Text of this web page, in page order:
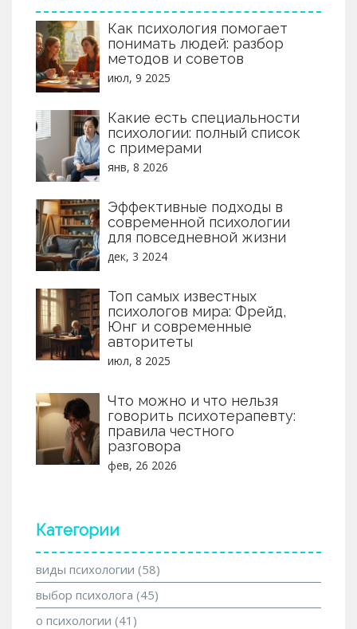
Как психология помогает
понимать людей: разбор
методов и советов
июл, 9 2025
Какие есть специальности
психологии: полный список
с примерами
янв, 8 2026
Эффективные подходы в
современной психологии
для повседневной жизни
дек, 3 2024
Топ самых известных
психологов мира: Фрейд,
Юнг и современные
авторитеты
июл, 8 2025
Что можно и что нельзя
говорить психотерапевту:
правила честного
разговора
фев, 26 2026
Категории
виды психологии (58)
выбор психолога (45)
о психологии (41)